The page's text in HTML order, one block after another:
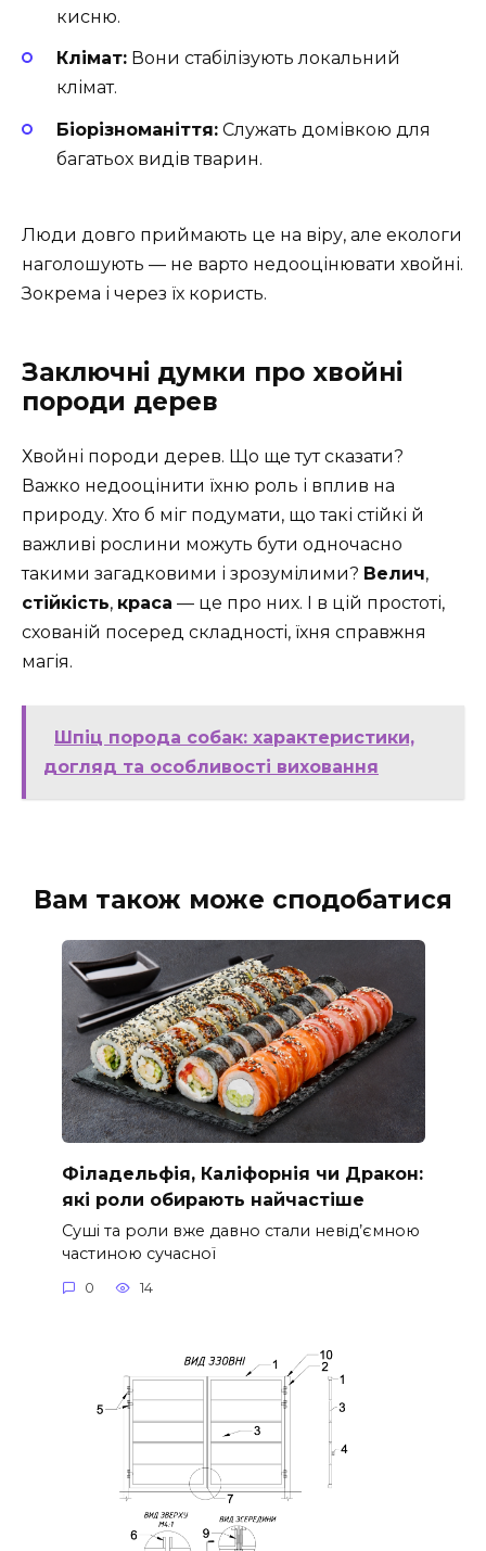
кисню.
Клімат: Вони стабілізують локальний
клімат.
Біорізноманіття: Служать домівкою для
багатьох видів тварин.
Люди довго приймають це на віру, але екологи
наголошують — не варто недооцінювати хвойні.
Зокрема і через їх користь.
Заключні думки про хвойні
породи дерев
Хвойні породи дерев. Що ще тут сказати?
Важко недооцінити їхню роль і вплив на
природу. Хто б міг подумати, що такі стійкі й
важливі рослини можуть бути одночасно
такими загадковими і зрозумілими? Велич,
стійкість, краса — це про них. І в цій простоті,
схованій посеред складності, їхня справжня
магія.
Шпіц порода собак: характеристики,
догляд та особливості виховання
Вам також може сподобатися
Філадельфія, Каліфорнія чи Дракон:
які роли обирають найчастіше
Суші та роли вже давно стали невід’ємною
частиною сучасної
0 14